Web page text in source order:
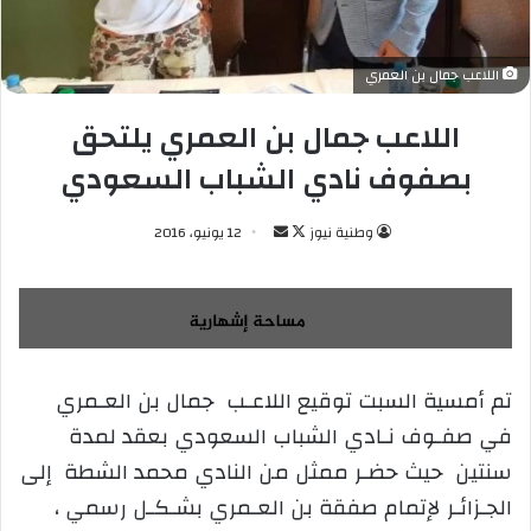
اللاعب جمال بن العمري
اللاعب جمال بن العمري يلتحق
بصفوف نادي الشباب السعودي
وطنية نيوز
ت
ب
ع
ع
ى
X
س
ل
ب
ي
إ
ل
12 يونيو، 2016
تم أمسية السبت توقيع اللاعـب جمال بن العـمري
في صفـوف نـادي الشباب السعودي بعقد لمدة
سنتين حيث حضـر ممثل من النادي محمد الشطة إلى
الجـزائـر لإتمام صفقة بن العـمري بشـكـل رسمي ،